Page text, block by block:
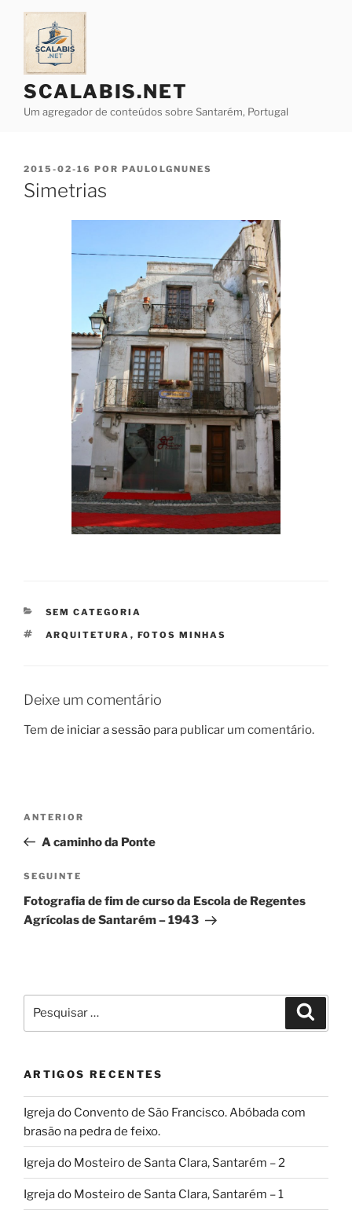
Saltar
conteúdo
SCALABIS.NET
Um agregador de conteúdos sobre Santarém, Portugal
PUBLICADO
EM
2015-02-16 POR PAULOLGNUNES
Simetrias
CATEGORIAS
SEM CATEGORIA
ETIQUETAS
ARQUITETURA , FOTOS MINHAS
Deixe um comentário
Tem de iniciar a sessão para publicar um comentário.
artigos
Conteúdo
anterior
ANTERIOR
A caminho da Ponte
Conteúdo
seguinte
SEGUINTE
Fotografia de fim de curso da Escola de Regentes
Agrícolas de Santarém – 1943
por:
ARTIGOS RECENTES
Igreja do Convento de São Francisco. Abóbada com
brasão na pedra de feixo.
Igreja do Mosteiro de Santa Clara, Santarém – 2
Igreja do Mosteiro de Santa Clara, Santarém – 1